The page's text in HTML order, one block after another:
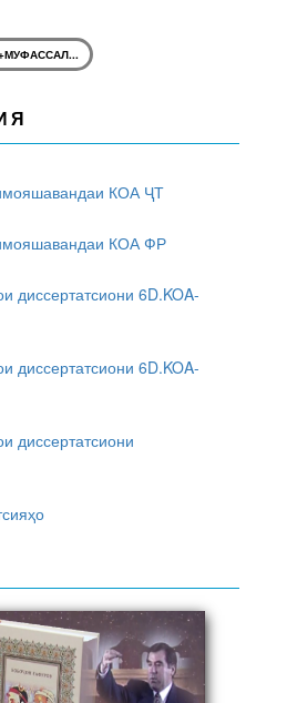
КОА ҶТ
КОА ФР
диссертатсиони 6D.KOA-
диссертатсиони 6D.KOA-
диссертатсиони